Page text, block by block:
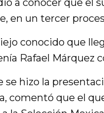
en un tercer
conocido que
Rafael Márquez
se hizo la
comentó que el